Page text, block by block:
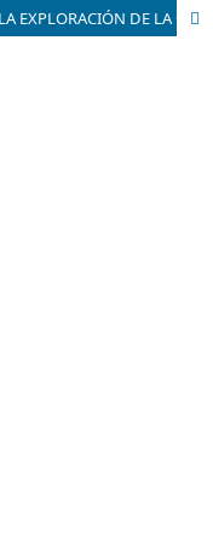
BRAZO ROBÓTICO ESPECIALIZADO EN LA EXPLORACIÓN DE LA CAVIDAD BUCAL Y TARTRECTOMÍA